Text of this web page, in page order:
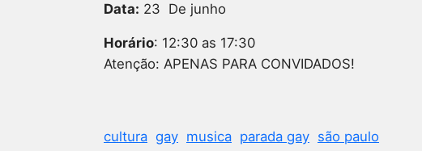
Data: 23 De junho
Horário: 12:30 as 17:30
Atenção: APENAS PARA CONVIDADOS!
cultura gay musica parada gay são paulo